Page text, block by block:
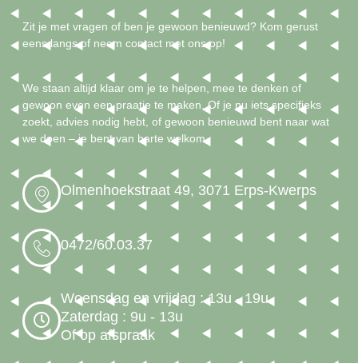
Zit je met vragen of ben je gewoon benieuwd? Kom gerust
eens langs of neem contact met ons op!
We staan altijd klaar om je te helpen, mee te denken of
gewoon even een praatje te maken. Of je nu iets specifieks
zoekt, advies nodig hebt, of gewoon benieuwd bent naar wat
we doen – je bent van harte welkom.
Olmenhoekstraat 49, 3071 Erps-Kwerps
0472/60.03.37
Woensdag en vrijdag : 13u - 19u
Zaterdag : 9u - 13u
Of op afspraak